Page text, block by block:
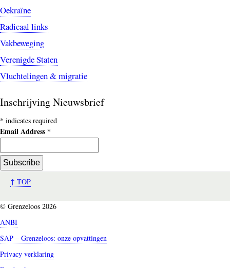
Oekraïne
Radicaal links
Vakbeweging
Verenigde Staten
Vluchtelingen & migratie
Inschrijving Nieuwsbrief
* indicates required
Email Address *
↑ TOP
© Grenzeloos 2026
ANBI
SAP – Grenzeloos: onze opvattingen
Privacy verklaring